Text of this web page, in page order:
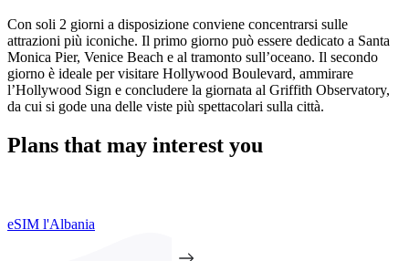
Con soli 2 giorni a disposizione conviene concentrarsi sulle
attrazioni più iconiche. Il primo giorno può essere dedicato a Santa
Monica Pier, Venice Beach e al tramonto sull’oceano. Il secondo
giorno è ideale per visitare Hollywood Boulevard, ammirare
l’Hollywood Sign e concludere la giornata al Griffith Observatory,
da cui si gode una delle viste più spettacolari sulla città.
Plans that may interest you
eSIM l'Albania